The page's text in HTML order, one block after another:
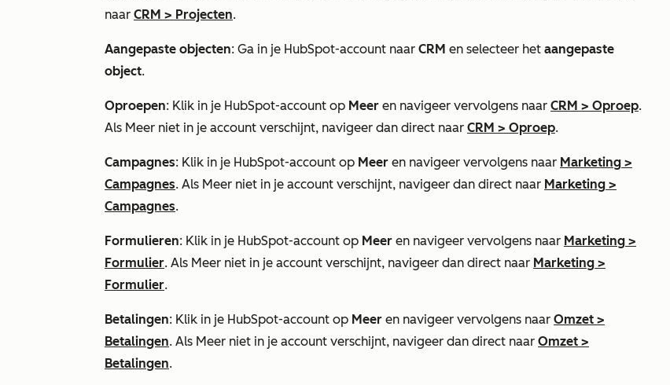
naar CRM > Projecten.
Aangepaste objecten: Ga in je HubSpot-account naar CRM en selecteer het aangepaste
object.
Oproepen: Klik in je HubSpot-account op Meer en navigeer vervolgens naar CRM > Oproep.
Als Meer niet in je account verschijnt, navigeer dan direct naar CRM > Oproep.
Campagnes: Klik in je HubSpot-account op Meer en navigeer vervolgens naar Marketing >
Campagnes. Als Meer niet in je account verschijnt, navigeer dan direct naar Marketing >
Campagnes.
Formulieren: Klik in je HubSpot-account op Meer en navigeer vervolgens naar Marketing >
Formulier. Als Meer niet in je account verschijnt, navigeer dan direct naar Marketing >
Formulier.
Betalingen: Klik in je HubSpot-account op Meer en navigeer vervolgens naar Omzet >
Betalingen. Als Meer niet in je account verschijnt, navigeer dan direct naar Omzet >
Betalingen.